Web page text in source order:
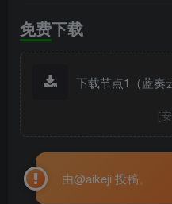
免费下载
下载节点1（蓝奏
[
由@aikeji 投稿。